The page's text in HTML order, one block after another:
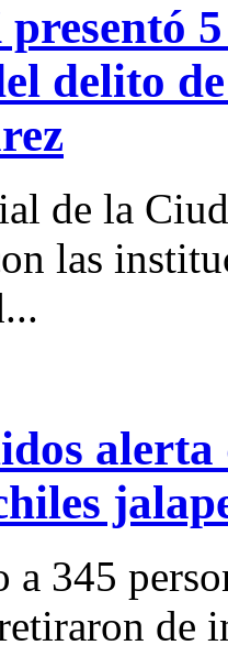
delito
de la
las
alerta
a 345
de